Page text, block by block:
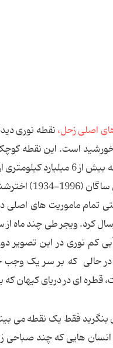
اصلی زحل،نقطه نوری
است. این نقطه
سازی است که فضاپیمای ویجر1 در
این دورترین
تمام ماموریت های اصلی
کرد. ویجر طی چند ماه
کم نوری در این تصویر
در حالی که بر سر یک
ای در دریای کیهان که
بنگرید فقط یک نقطه می
هایی که چند صباحی